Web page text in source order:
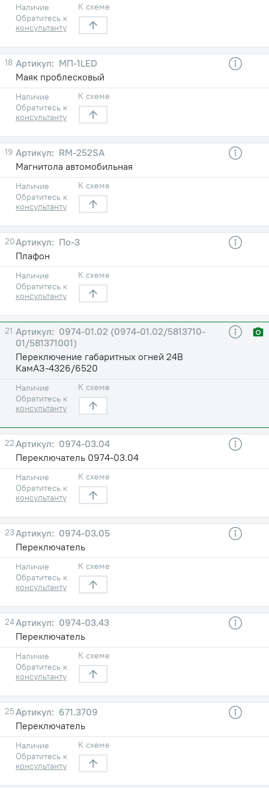
Наличие
Обратитесь к
консультанту
К схеме
18
МП-1LED
Маяк проблесковый
Наличие
Обратитесь к
консультанту
К схеме
19
RM-252SA
Магнитола автомобильная
Наличие
Обратитесь к
консультанту
К схеме
20
По-3
Плафон
Наличие
Обратитесь к
консультанту
К схеме
21
0974-01.02 (0974-01.02/5813710-
01/581371001)
Переключение габаритных огней 24В
КамАЗ-4326/6520
Наличие
Обратитесь к
консультанту
К схеме
22
0974-03.04
Переключатель 0974-03.04
Наличие
Обратитесь к
консультанту
К схеме
23
0974-03.05
Переключатель
Наличие
Обратитесь к
консультанту
К схеме
24
0974-03.43
Переключатель
Наличие
Обратитесь к
консультанту
К схеме
25
671.3709
Переключатель
Наличие
Обратитесь к
консультанту
К схеме